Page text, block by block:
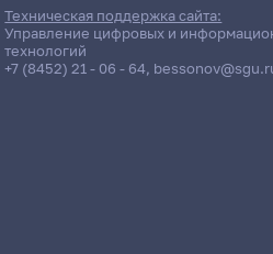
Техническая поддержка сайта:
Управление цифровых и
технологий
+7 (8452) 21 - 06 - 64,